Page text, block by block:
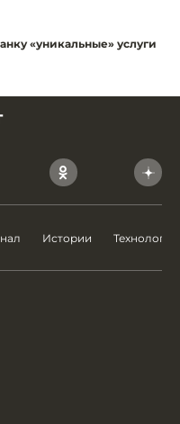
«уникальные» услуги
Истории Технологии